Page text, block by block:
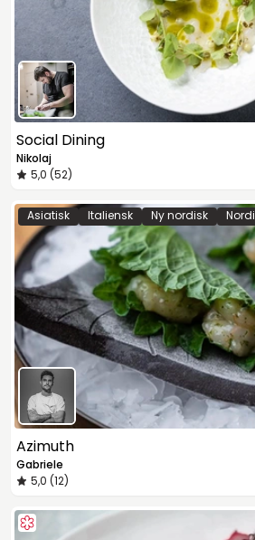
Social Dining
Nikolaj
5,0 (52)
Asiatisk Italiensk Ny nordisk
Azimuth
Gabriele
5,0 (12)